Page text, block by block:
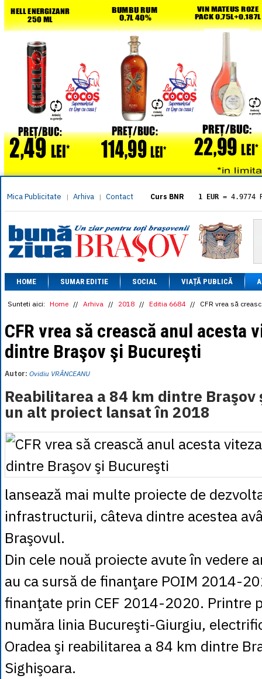
Mica Publicitate | Arhiva | Contact Curs BNR 1 EUR = 4.9774
= 5.8304
1 XAU= 464.4611
1 AED= 1.1933
1 AUD= 2.7957
1 BGN= 2.5449
1 CAD= 3.1559
1 CHF= 5.2813
1 CNY= 0.6015
= 0.6668
1 EGP= 0.0860
1 HUF
1 MXN = 0.2227
1 NOK
= 0.4191
1 NZD
1 RSD
= 0.0425
1 RUB= 0.0530
1 XDR= 5.9383
HOME SUMAR EDITIE SOCIAL VIAȚĂ PUBLICĂ
Sunteti aici: Home // Arhiva // 2018 // Editia 6684 // CFR vrea să
CFR vrea să crească anul acesta
dintre Braşov şi Bucureşti
Autor: Ovidiu VRÂNCEANU
Reabilitarea a 84 km dintre Braşov
un alt proiect lansat în 2018
lansează mai multe proiecte de
infrastructurii, câteva dintre acestea
Braşovul.
Din cele nouă proiecte avute în vedere
au ca sursă de finanţare POIM 2014-
finanţate prin CEF 2014-2020. Printre
număra linia Bucureşti-Giurgiu,
Oradea şi reabilitarea a 84 km dintre
Sighişoara.